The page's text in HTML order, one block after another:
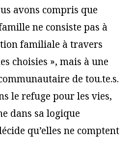
avons compris que
ne consiste pas à
familiale à travers
choisies », mais à une
de tou.te.s.
le refuge pour les vies,
dans sa logique
qu’elles ne comptent